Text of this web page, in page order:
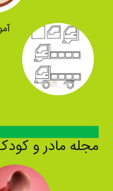
مجله مادر و